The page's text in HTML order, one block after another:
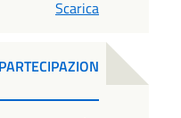
Scarica